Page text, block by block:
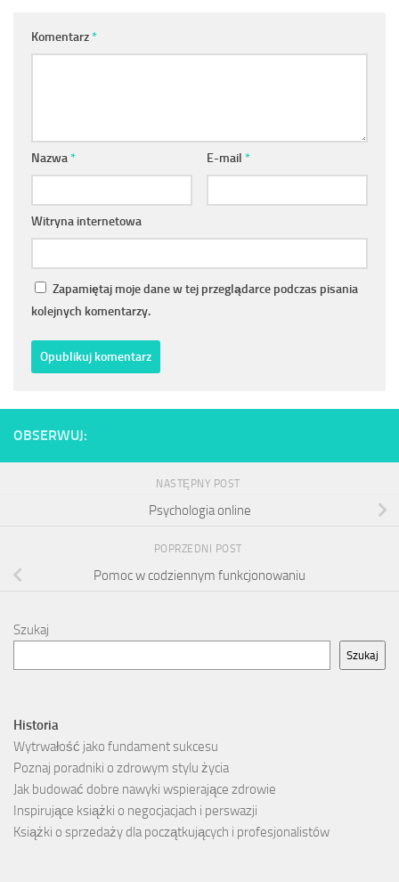
Komentarz*
Nazwa* E-mail *
Witryna internetowa
Zapamiętaj moje dane w tej przeglądarce podczas pisania
kolejnych komentarzy.
OBSERWUJ:
NASTĘPNY POST
Psychologia online
POPRZEDNI POST
Pomoc w codziennym funkcjonowaniu
Szukaj
Szukaj
Historia
Wytrwałość jako fundament sukcesu
Poznaj poradniki o zdrowym stylu życia
Jak budować dobre nawyki wspierające zdrowie
Inspirujące książki o negocjacjach i perswazji
Książki o sprzedaży dla początkujących i profesjonalistów